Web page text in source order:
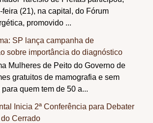
(21), na capital, do Fórum
promovido ...
SP lança campanha de
sobre importância do diagnóstico
Mulheres de Peito do Governo de
gratuitos de mamografia e sem
quem tem de 50 a...
Inicia 2ª Conferência para Debater
Cerrado